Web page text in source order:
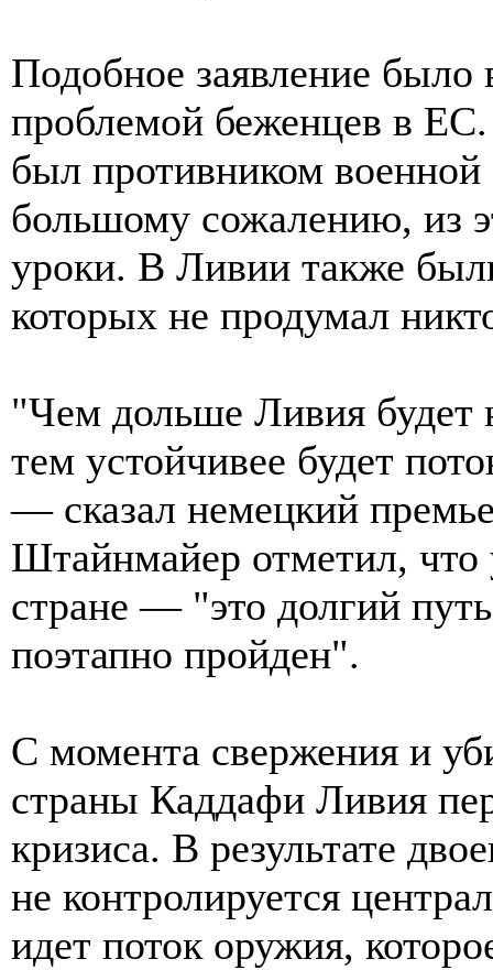
Подобное заявление было
проблемой беженцев в
был противником
большому сожалению, из
уроки. В Ливии также
которых не продумал
"Чем дольше Ливия будет
тем устойчивее будет
— сказал немецкий
Штайнмайер отметил, что
стране — "это долгий
поэтапно пройден".
С момента свержения и
страны Каддафи Ливия
кризиса. В результате
не контролируется
идет поток оружия,